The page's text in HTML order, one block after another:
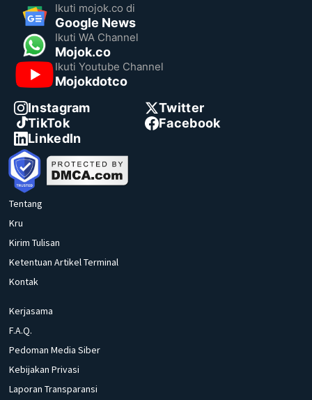
Ikuti mojok.co di
Google News
Ikuti WA Channel
Mojok.co
Ikuti Youtube Channel
Mojokdotco
Instagram
Twitter
TikTok
Facebook
LinkedIn
Tentang
Kru
Kirim Tulisan
Ketentuan Artikel Terminal
Kontak
Kerjasama
F.A.Q.
Pedoman Media Siber
Kebijakan Privasi
Laporan Transparansi